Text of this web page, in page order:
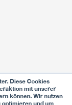
Diese Cookies
mit unserer
können. Wir nutzen
optimieren und um